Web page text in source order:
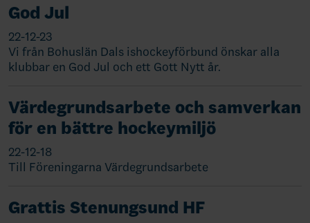
God Jul
22-12-23
Vi från Bohuslän Dals ishockeyförbund önskar alla
klubbar en God Jul och ett Gott Nytt år.
Värdegrundsarbete och samverkan
för en bättre hockeymiljö
22-12-18
Till Föreningarna Värdegrundsarbete
Grattis Stenungsund HF